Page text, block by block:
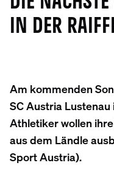
IN DER
Am kommenden
SC Austria
Athletiker wollen
aus dem Ländle
Sport Austria).